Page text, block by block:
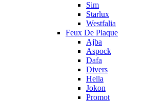
Sim
Starlux
Westfalia
Feux De Plaque
Ajba
Aspock
Dafa
Divers
Hella
Jokon
Promot